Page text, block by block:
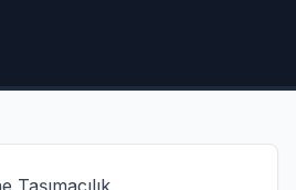
Taşımacılık